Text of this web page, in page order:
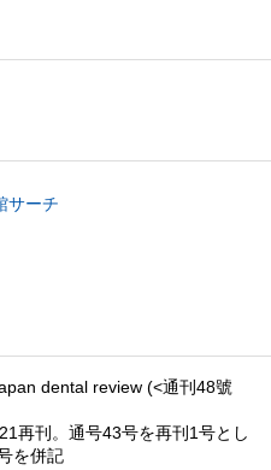
サーチ
dental review (<通刊48號
再刊。通号43号を再刊1号とし
を併記